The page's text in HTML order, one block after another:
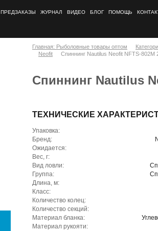
ПРЕДЗАКАЗЫ ЖУРНАЛ ВИДЕО БЛОГ ПОМОЩЬ
Главная: Рыболовные товары оптом
Neofit
Спиннинг Nautilus Neofit NFTS-802M
Спиннинг Nautilus
ТЕХНИЧЕСКИЕ
Упаковка:
Бренд:
Ожидается:
Вес, г:
Вид ловли:
Группа:
Длина, м:
Класс:
Количество колец:
Количество секций:
Материал бланка:
Материал рукояти: